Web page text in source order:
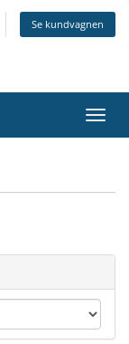
Se kundvagnen
Växla